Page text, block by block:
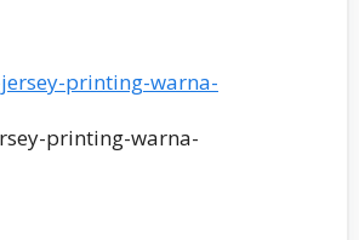
printing-warna-